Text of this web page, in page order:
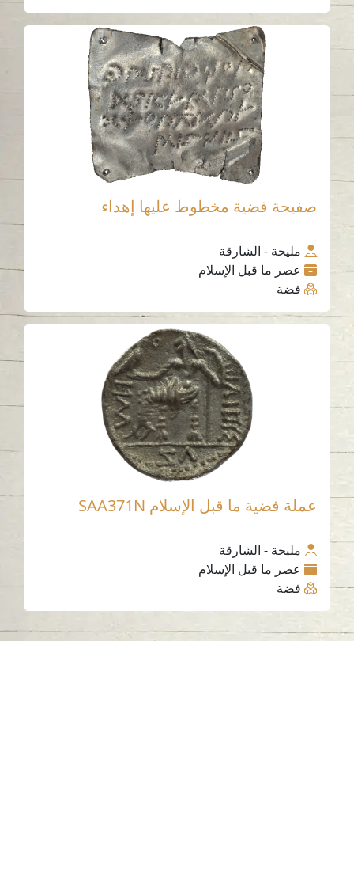
صفيحة فضية مخطوط عليها إهداء
مليحة - الشارقة
عصر ما قبل الإسلام
فضة
عملة فضية ما قبل الإسلام SAA371N
مليحة - الشارقة
عصر ما قبل الإسلام
فضة